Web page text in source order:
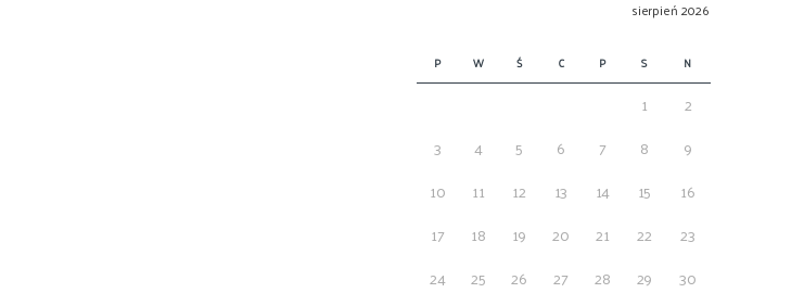
sierpień 2026
P W Ś C P S N
1
2
3
4 5 6 7 8
9
10
11 12 13 14 15
16
17
18 19 20 21 22
23
24
25 26 27 28 29
30